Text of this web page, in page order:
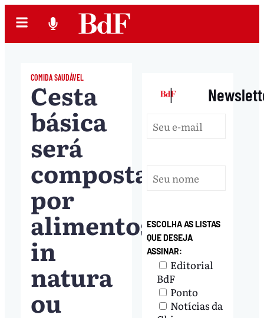
COMIDA SAUDÁVEL
Cesta
básica
será
composta
por
alimentos
in
natura
ou
|
ESCOLHA AS LISTAS
QUE DESEJA
ASSINAR:
Editorial
BdF
Ponto
Notícias da